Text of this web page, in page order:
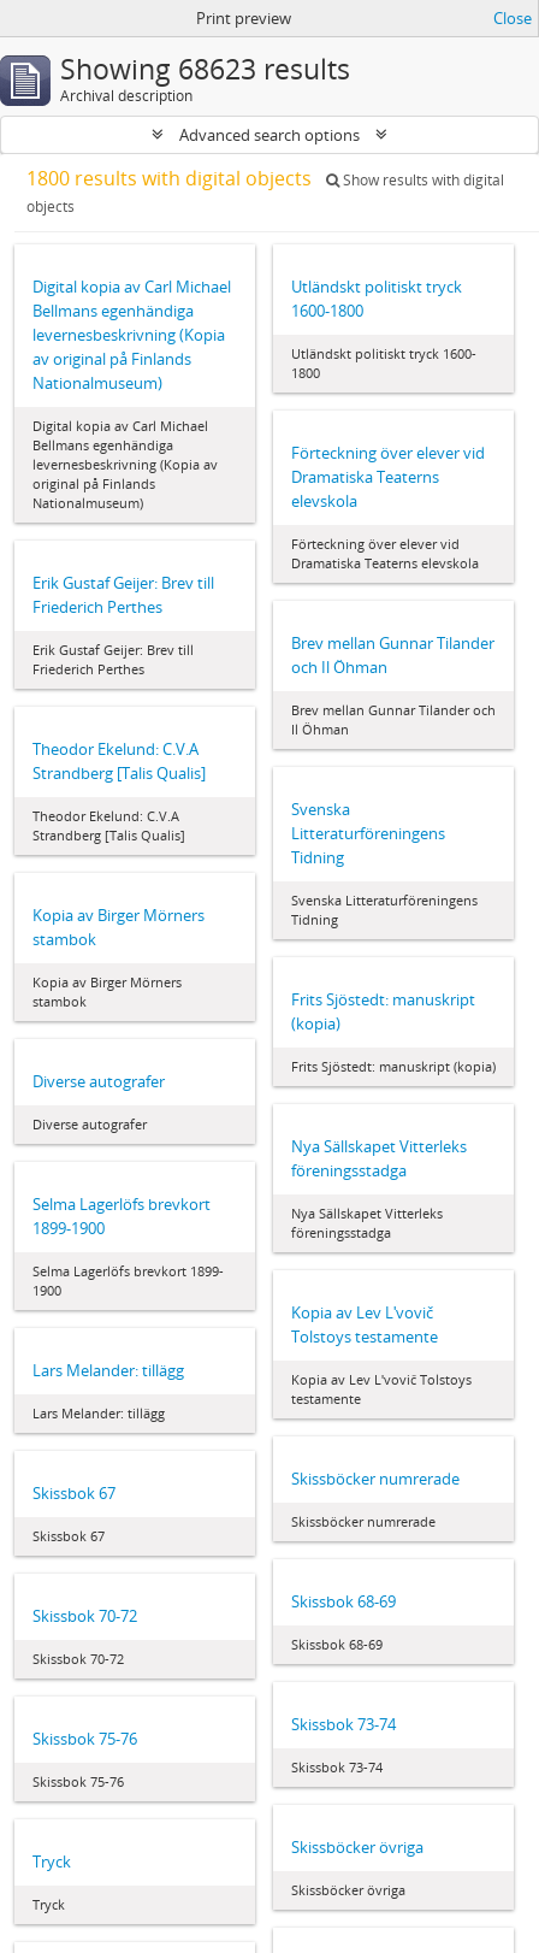
Print preview Close
Showing 68623 results
Archival description
Advanced search options
1800 results with digital objects
Show results with digital
objects
Digital kopia av Carl Michael
Bellmans egenhändiga
levernesbeskrivning (Kopia
av original på Finlands
Nationalmuseum)
Digital kopia av Carl Michael
Bellmans egenhändiga
levernesbeskrivning (Kopia av
original på Finlands
Nationalmuseum)
Utländskt politiskt tryck
1600-1800
Utländskt politiskt tryck 1600-
1800
Förteckning över elever vid
Dramatiska Teaterns
elevskola
Förteckning över elever vid
Dramatiska Teaterns elevskola
Erik Gustaf Geijer: Brev till
Friederich Perthes
Erik Gustaf Geijer: Brev till
Friederich Perthes
Brev mellan Gunnar Tilander
och Il Öhman
Brev mellan Gunnar Tilander och
Il Öhman
Theodor Ekelund: C.V.A
Strandberg [Talis Qualis]
Theodor Ekelund: C.V.A
Strandberg [Talis Qualis]
Svenska
Litteraturföreningens
Tidning
Svenska Litteraturföreningens
Tidning
Kopia av Birger Mörners
stambok
Kopia av Birger Mörners
stambok
Frits Sjöstedt: manuskript
(kopia)
Frits Sjöstedt: manuskript (kopia)
Diverse autografer
Diverse autografer
Nya Sällskapet Vitterleks
föreningsstadga
Nya Sällskapet Vitterleks
föreningsstadga
Selma Lagerlöfs brevkort
1899-1900
Selma Lagerlöfs brevkort 1899-
1900
Kopia av Lev Lʹvovič
Tolstoys testamente
Kopia av Lev Lʹvovič Tolstoys
testamente
Lars Melander: tillägg
Lars Melander: tillägg
Skissböcker numrerade
Skissböcker numrerade
Skissbok 67
Skissbok 67
Skissbok 68-69
Skissbok 68-69
Skissbok 70-72
Skissbok 70-72
Skissbok 73-74
Skissbok 73-74
Skissbok 75-76
Skissbok 75-76
Skissböcker övriga
Skissböcker övriga
Tryck
Tryck